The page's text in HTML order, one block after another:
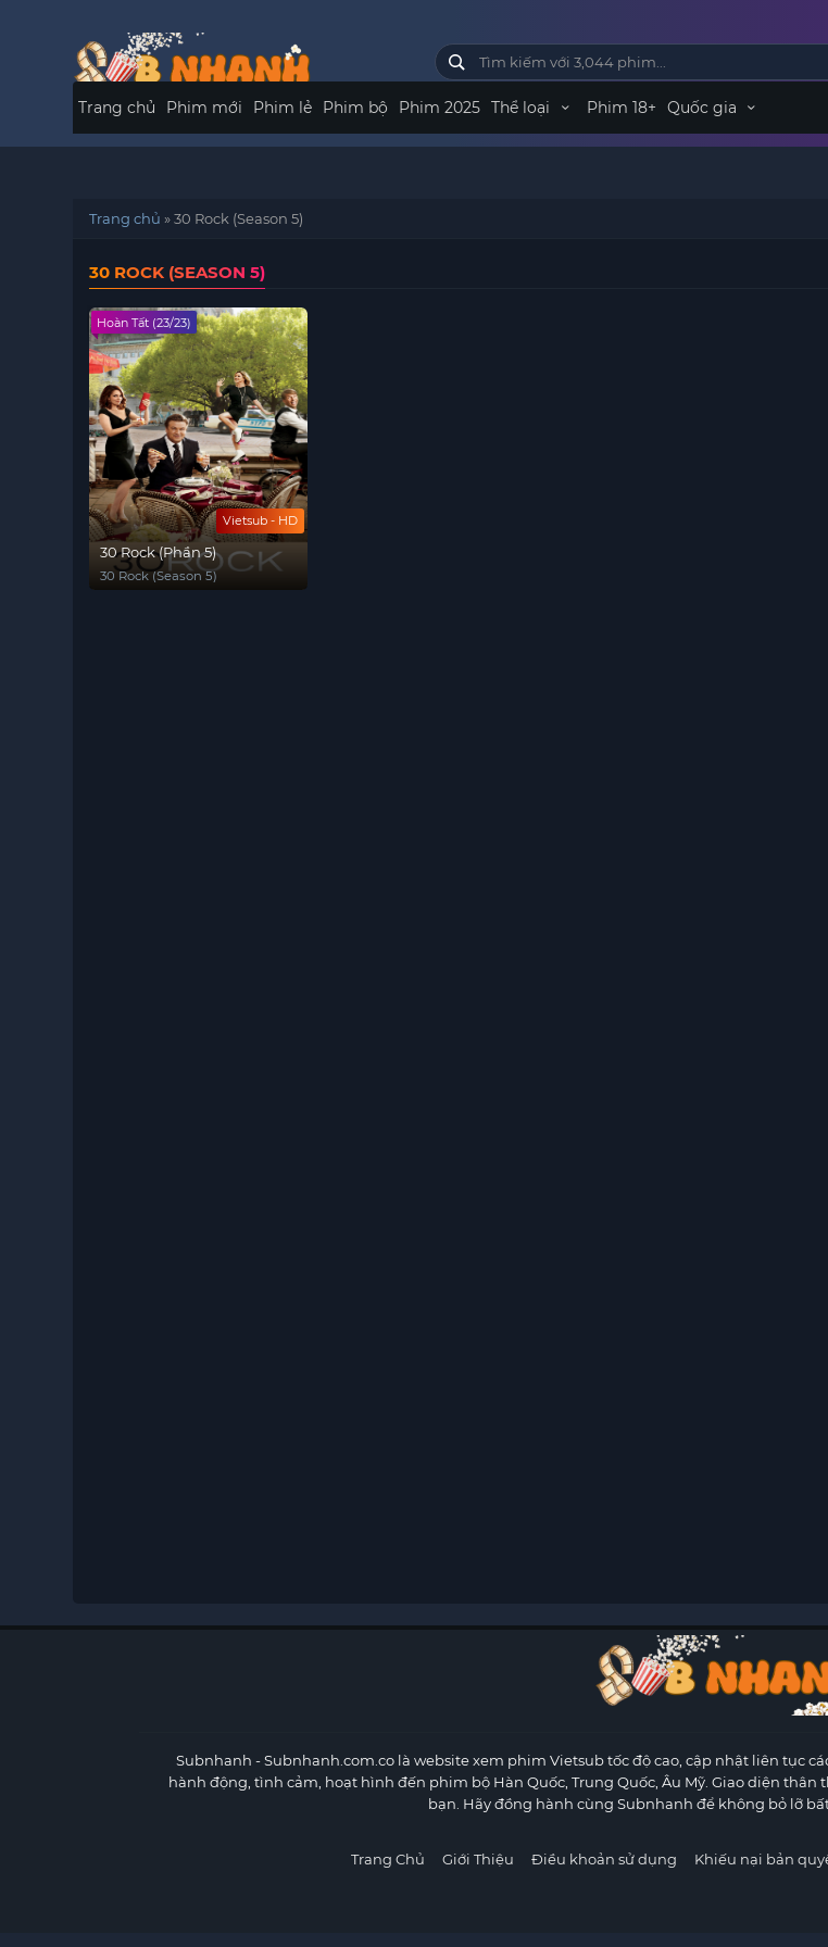
Trang chủ Phim mới Phim lẻ Phim bộ Phim 2025 Thể loại Phim 18+ Quốc gia
Trang chủ »30 Rock (Season 5)
30 ROCK (SEASON 5)
Vietsub - HD
Hoàn Tất (23/23)
30 Rock (Phần 5)
30 Rock (Season 5)
Subnhanh - Subnhanh.com.co là website xem phim Vietsub tốc độ cao, cập nhật liên tục
hành động, tình cảm, hoạt hình đến phim bộ Hàn Quốc, Trung Quốc, Âu Mỹ. Giao diện
bạn. Hãy đồng hành cùng Subnhanh để không bỏ lỡ
Trang Chủ Giới Thiệu Điều khoản sử dụng Khiếu nại bản